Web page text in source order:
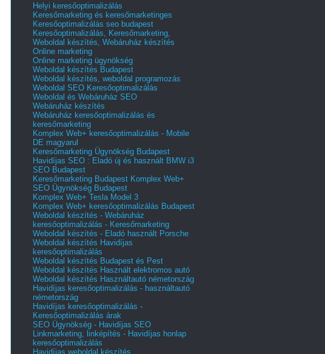
Helyi keresőoptimalizálás
Keresőmarketing és keresőmarketinges
Keresőoptimalizálás seo budapest
Keresőoptimalizálás, Keresőmarketing,
Weboldal készítés, Webáruház készítés
Online marketing
Online marketing ügynökség
Weboldal készítés Budapest
Weboldal készítés, weboldal programozás
Weboldal SEO Keresőoptimalizálás
Weboldal és Webáruház SEO
Webáruház készítés
Webáruház keresőoptimalizálás és
keresőmarketing
Komplex Web+ keresőoptimalizálás - Mobile
DE magyarul
Keresőmarketing Ügynökség Budapest
Havidíjas SEO : Eladó új és használt BMW i3
SEO Budapest
Keresőmarketing Budapest Komplex Web+
SEO Ügynökség Budapest
Komplex Web+ Tesla Model 3
Komplex Web+ keresőoptimalizálás Budapest
Weboldal készítés - Webáruház
keresőoptimalizálás - Keresőmarketing
Weboldal készítés - Eladó használt Porsche
Weboldal készítés Havidíjas
keresőoptimalizálás
Weboldal készítés Budapest és Pest
Weboldal készítés Használt elektromos autó
Weboldal készítés Használtautó németország
Havidíjas keresőoptimalizálás - használtautó
németország
Havidíjas keresőoptimalizálás -
Keresőoptimalizálás árak
SEO Ügynökség - Havidíjas SEO
Linkmarketing, linképítés - Havidíjas honlap
keresőoptimalizálás
Havidíjas weboldal készítés